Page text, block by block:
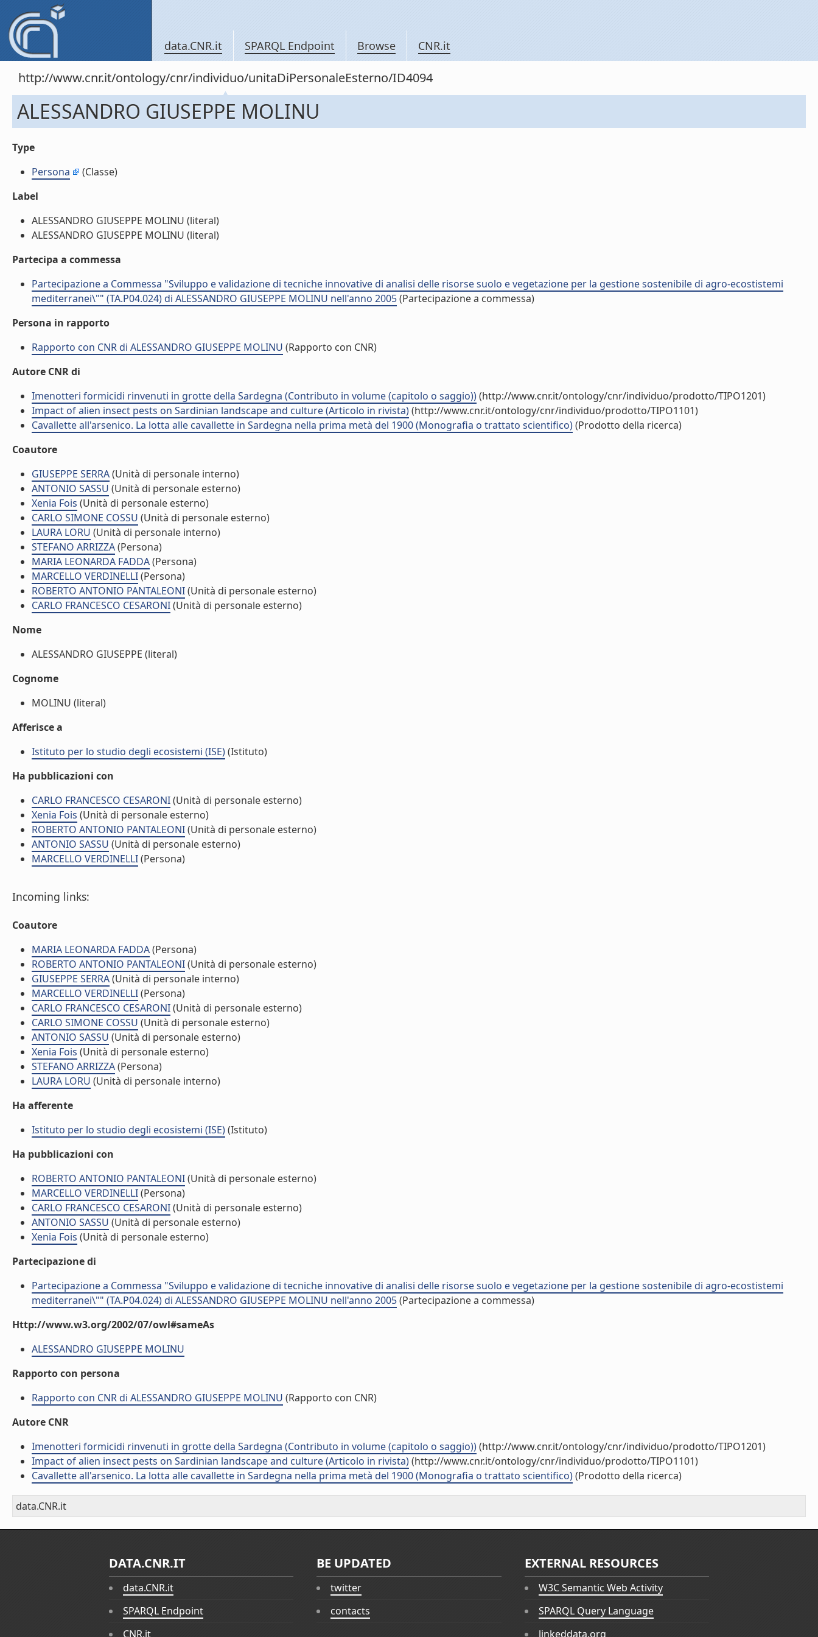
data.CNR.it SPARQL Endpoint Browse CNR.it
http://www.cnr.it/ontology/cnr/individuo/unitaDiPersonaleEsterno/ID4094
ALESSANDRO GIUSEPPE MOLINU
Type
Persona
(Classe)
Label
ALESSANDRO GIUSEPPE MOLINU (literal)
ALESSANDRO GIUSEPPE MOLINU (literal)
Partecipa a commessa
Partecipazione a Commessa "Sviluppo e validazione di tecniche innovative di analisi delle risorse suolo e vegetazione per la gestione sostenibile di agro-ecostistemi
mediterranei\"" (TA.P04.024) di ALESSANDRO GIUSEPPE MOLINU nell'anno 2005(Partecipazione a commessa)
Persona in rapporto
Rapporto con CNR di ALESSANDRO GIUSEPPE MOLINU (Rapporto con CNR)
Autore CNR di
Imenotteri formicidi rinvenuti in grotte della Sardegna (Contributo in volume (capitolo o saggio))(http://www.cnr.it/ontology/cnr/individuo/prodotto/TIPO1201)
Impact of alien insect pests on Sardinian landscape and culture (Articolo in rivista)(http://www.cnr.it/ontology/cnr/individuo/prodotto/TIPO1101)
Cavallette all'arsenico. La lotta alle cavallette in Sardegna nella prima metà del 1900 (Monografia o trattato scientifico)(Prodotto della ricerca)
Coautore
GIUSEPPE SERRA(Unità di personale interno)
ANTONIO SASSU (Unità di personale esterno)
Xenia Fois (Unità di personale esterno)
CARLO SIMONE COSSU (Unità di personale esterno)
LAURA LORU (Unità di personale interno)
STEFANO ARRIZZA(Persona)
MARIA LEONARDA FADDA(Persona)
MARCELLO VERDINELLI(Persona)
ROBERTO ANTONIO PANTALEONI(Unità di personale esterno)
CARLO FRANCESCO CESARONI(Unità di personale esterno)
Nome
ALESSANDRO GIUSEPPE (literal)
Cognome
MOLINU (literal)
Afferisce a
Istituto per lo studio degli ecosistemi (ISE)(Istituto)
Ha pubblicazioni con
CARLO FRANCESCO CESARONI(Unità di personale esterno)
Xenia Fois (Unità di personale esterno)
ROBERTO ANTONIO PANTALEONI(Unità di personale esterno)
ANTONIO SASSU (Unità di personale esterno)
MARCELLO VERDINELLI(Persona)
Incoming links:
Coautore
MARIA LEONARDA FADDA(Persona)
ROBERTO ANTONIO PANTALEONI(Unità di personale esterno)
GIUSEPPE SERRA(Unità di personale interno)
MARCELLO VERDINELLI(Persona)
CARLO FRANCESCO CESARONI(Unità di personale esterno)
CARLO SIMONE COSSU (Unità di personale esterno)
ANTONIO SASSU (Unità di personale esterno)
Xenia Fois (Unità di personale esterno)
STEFANO ARRIZZA(Persona)
LAURA LORU (Unità di personale interno)
Ha afferente
Istituto per lo studio degli ecosistemi (ISE)(Istituto)
Ha pubblicazioni con
ROBERTO ANTONIO PANTALEONI(Unità di personale esterno)
MARCELLO VERDINELLI(Persona)
CARLO FRANCESCO CESARONI(Unità di personale esterno)
ANTONIO SASSU (Unità di personale esterno)
Xenia Fois (Unità di personale esterno)
Partecipazione di
Partecipazione a Commessa "Sviluppo e validazione di tecniche innovative di analisi delle risorse suolo e vegetazione per la gestione sostenibile di agro-ecostistemi
mediterranei\"" (TA.P04.024) di ALESSANDRO GIUSEPPE MOLINU nell'anno 2005(Partecipazione a commessa)
Http://www.w3.org/2002/07/owl#sameAs
ALESSANDRO GIUSEPPE MOLINU
Rapporto con persona
Rapporto con CNR di ALESSANDRO GIUSEPPE MOLINU (Rapporto con CNR)
Autore CNR
Imenotteri formicidi rinvenuti in grotte della Sardegna (Contributo in volume (capitolo o saggio))(http://www.cnr.it/ontology/cnr/individuo/prodotto/TIPO1201)
Impact of alien insect pests on Sardinian landscape and culture (Articolo in rivista)(http://www.cnr.it/ontology/cnr/individuo/prodotto/TIPO1101)
Cavallette all'arsenico. La lotta alle cavallette in Sardegna nella prima metà del 1900 (Monografia o trattato scientifico)(Prodotto della ricerca)
data.CNR.it
DATA.CNR.IT
data.CNR.it
SPARQL Endpoint
CNR.it
BE UPDATED
twitter
contacts
EXTERNAL RESOURCES
W3C Semantic Web Activity
SPARQL Query Language
linkeddata.org